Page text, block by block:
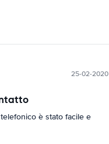
25-02-2020
è stato facile e